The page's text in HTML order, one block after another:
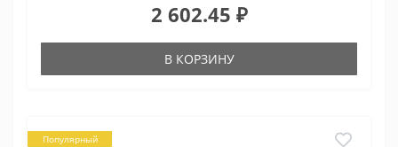
2 602.45 ₽
В КОРЗИНУ
Популярный